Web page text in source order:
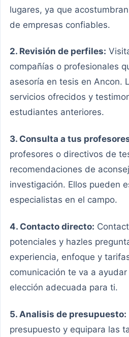
lugares, ya que
de empresas confiables.
2. Revisión de perfiles:
compañías o profesionales
asesoría en tesis en Ancon.
servicios ofrecidos y
estudiantes anteriores.
3. Consulta a tus
profesores o directivos de
recomendaciones de
investigación. Ellos pueden
especialistas en el campo.
4. Contacto directo:
potenciales y hazles
experiencia, enfoque y
comunicación te va a
elección adecuada para ti.
5. Analisis de presupuesto:
presupuesto y equipara las